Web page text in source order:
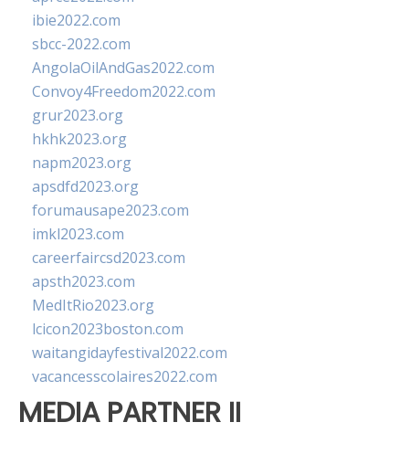
ibie2022.com
sbcc-2022.com
AngolaOilAndGas2022.com
Convoy4Freedom2022.com
grur2023.org
hkhk2023.org
napm2023.org
apsdfd2023.org
forumausape2023.com
imkl2023.com
careerfaircsd2023.com
apsth2023.com
MedItRio2023.org
lcicon2023boston.com
waitangidayfestival2022.com
vacancesscolaires2022.com
MEDIA PARTNER II